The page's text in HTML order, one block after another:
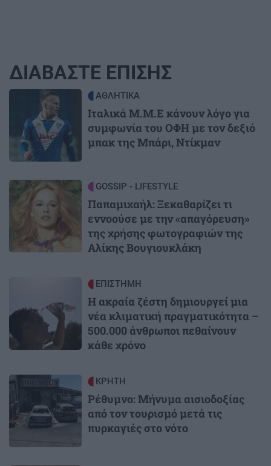
ΔΙΑΒΑΣΤΕ ΕΠΙΣΗΣ
ΑΘΛΗΤΙΚΑ
Ιταλικά Μ.Μ.Ε κάνουν λόγο για
συμφωνία του ΟΦΗ με τον δεξιό
μπακ της Μπάρι, Ντίκμαν
Image GOSSIP - LIFESTYLE
Παπαμιχαήλ: Ξεκαθαρίζει τι
εννοούσε με την «απαγόρευση»
της χρήσης φωτογραφιών της
Αλίκης Βουγιουκλάκη
ΕΠΙΣΤΗΜΗ
Η ακραία ζέστη δημιουργεί μια
νέα κλιματική πραγματικότητα –
500.000 άνθρωποι πεθαίνουν
κάθε χρόνο
Image ΚΡΗΤΗ
Ρέθυμνο: Μήνυμα αισιοδοξίας
από τον τουρισμό μετά τις
πυρκαγιές στο νότο